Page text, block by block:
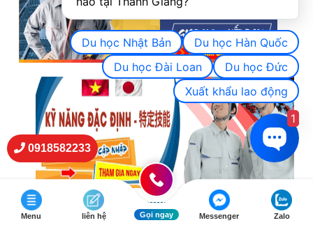
TƯ VẤN XKLĐ NHẬT BẢN 24/7
0918582233
Menu liên hệ Gọi ngay Messenger Zalo
Du học Nhật Bản
Du học Hàn Quốc
Du học Đài Loan
Du học Đức
Xuất khẩu lao động
1